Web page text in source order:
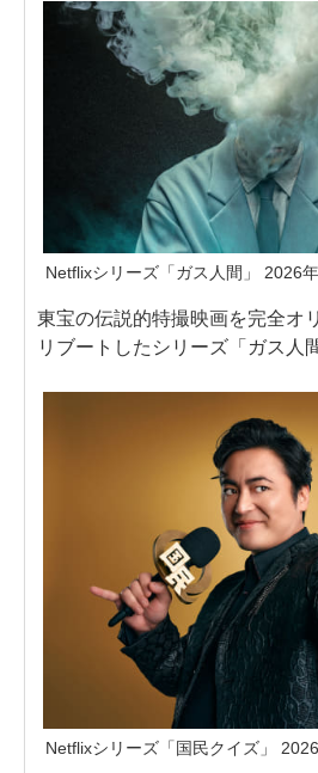
Netflixシリーズ「ガス人間」 2026
東宝の伝説的特撮映画を完全オ
リブートしたシリーズ「ガス人
Netflixシリーズ「国民クイズ」